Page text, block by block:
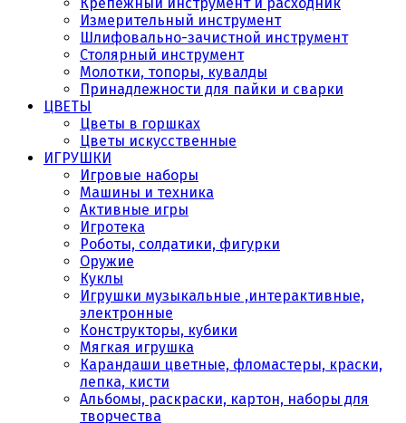
Измерительный инструмент
Шлифовально-зачистной инструмент
Столярный инструмент
Молотки, топоры, кувалды
Принадлежности для пайки и сварки
ЦВЕТЫ
Цветы в горшках
Цветы искусственные
ИГРУШКИ
Игровые наборы
Машины и техника
Активные игры
Игротека
Роботы, солдатики, фигурки
Оружие
Куклы
Игрушки музыкальные ,интерактивные,
электронные
Конструкторы, кубики
Мягкая игрушка
Карандаши цветные, фломастеры, краски,
лепка, кисти
Альбомы, раскраски, картон, наборы для
творчества